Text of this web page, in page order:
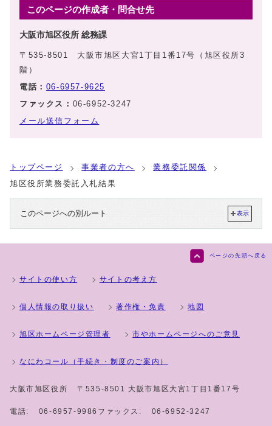
このページの作成者・問合せ先
大阪市旭区役所 総務課
〒535-8501 大阪市旭区大宮1丁目1番17号（旭区役所3
階）
電話： 06-6957-9625
ファックス： 06-6952-3247
メール送信フォーム
トップページ 事業者の方へ
業務委託関係
旭区役所業務委託入札結果
このページへの別ルート 表示
ページの先頭へ戻る
サイトの使い方 サイトの考え方
個人情報の取り扱い 著作権・免責 地図
旭区ホームページ管理者 市やホームページへのご意見
なにわコール（手続き・制度のご案内）
大阪市旭区役所 〒535-8501 大阪市旭区大宮1丁目1番17号
電話: 06-6957-9986 ファックス: 06-6952-3247